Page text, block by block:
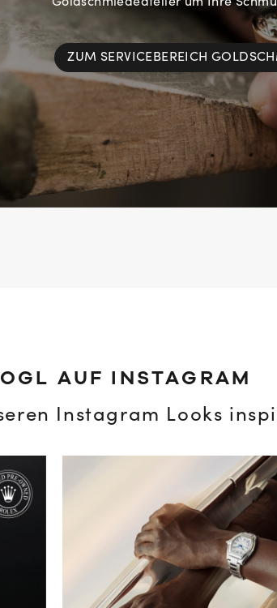
ZUM SERVICEBEREICH
AUF INSTAGRAM
Instagram Looks